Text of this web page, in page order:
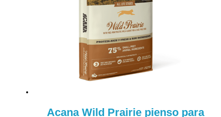
Las
opciones
se
pueden
elegir
en
Acana Wild Prairie pienso para